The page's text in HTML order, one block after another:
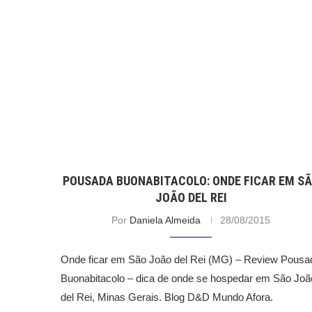
POUSADA BUONABITACOLO: ONDE FICAR EM
JOÃO DEL REI
Por Daniela Almeida 28/08/2015
Onde ficar em São João del Rei (MG) – Review
Buonabitacolo – dica de onde se hospedar em São
del Rei, Minas Gerais. Blog D&D Mundo Afora.